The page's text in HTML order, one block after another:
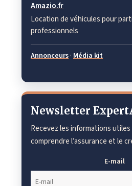
Amazio.fr
Location de véhicules pour
professionnels
Annonceurs · Média kit
Newsletter
Recevez les informations
comprendre l’assurance et le
E-mail